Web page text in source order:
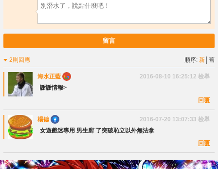
留言
2則回應 順序:新 │舊
海水正藍 2016-08-10 16:25:12 檢舉
謝謝情報>
回覆
楊德 2016-07-20 13:07:33 檢舉
女遊戲迷專用 男生廚˙了突破恥立以外無法拿
回覆